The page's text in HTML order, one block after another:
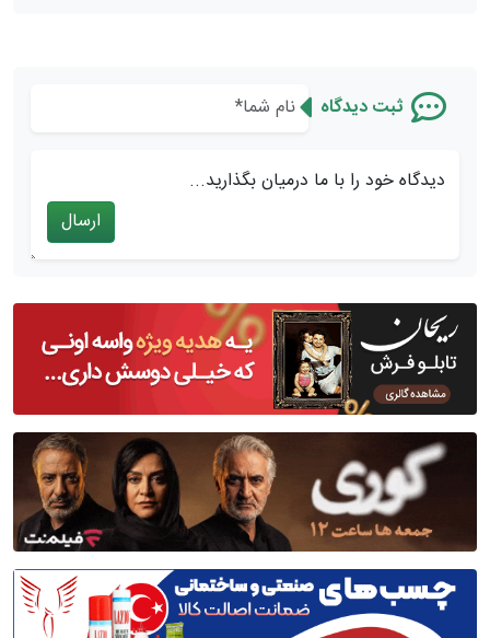
ثبت دیدگاه
دیدگاه خود را با ما درمیان بگذارید...
ارسال